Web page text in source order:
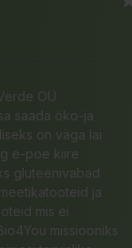
OÜ
saada öko-ja
on väga lai
e-poe kiire
gluteenivabad
ja
mis ei
missiooniks